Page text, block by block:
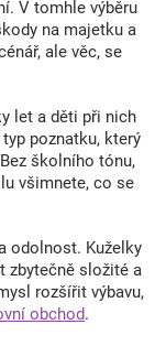
V tomhle výběru
na majetku a
ale věc, se
let a děti při nich
poznatku, který
školního tónu,
všimnete, co se
odolnost. Kuželky
zbytečně složité a
rozšířit výbavu,
obchod.